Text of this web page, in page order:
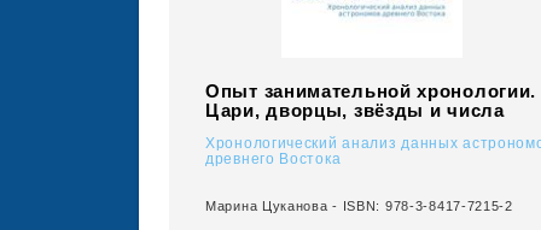
Опыт занимательной хронологии.
Цари, дворцы, звёзды и числа
Хронологический анализ данных
древнего Востока
Марина Цуканова - ISBN: 978-3-8417-7215-2